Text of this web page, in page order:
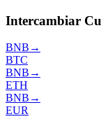
Intercambiar
BNB →
BTC
BNB →
ETH
BNB →
EUR